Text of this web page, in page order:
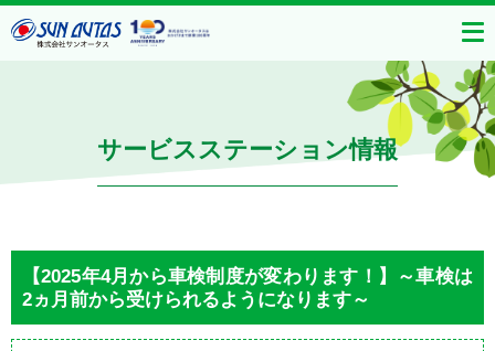
サービスステーション情報
【2025年4月から車検制度が変わります！】～車検は
2ヵ月前から受けられるようになります～